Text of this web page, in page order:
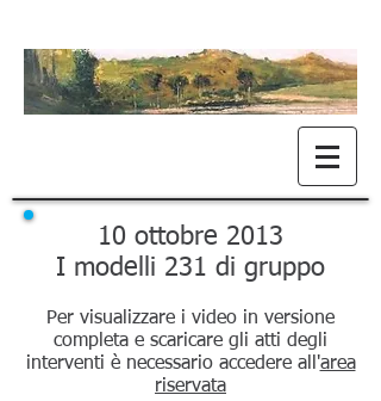
10 ottobre 2013
I modelli 231 di gruppo
Per visualizzare i video in versione
completa e scaricare gli atti degli
interventi è necessario accedere all'area
riservata